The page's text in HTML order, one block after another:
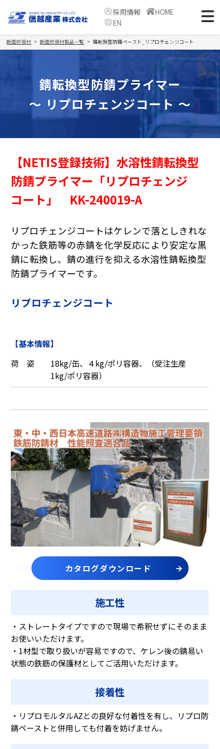
採用情報
HOME
EN
断面修復材 断面修復材製品一覧 錆転換型防錆ペースト_リプロチェンジコート
錆転換型防錆プライマー
～ リプロチェンジコート ～
【NETIS登録技術】水溶性錆転換型
防錆プライマー「リプロチェンジ
コート」 KK-240019-A
リプロチェンジコートはケレンで落としきれな
かった鉄筋等の赤錆を化学反応により安定な黒
錆に転換し、錆の進行を抑える水溶性錆転換型
防錆プライマーです。
リプロチェンジコート
【基本情報】
荷 姿
18kg/缶、４kg/ポリ容器、（受注生産
1kg/ポリ容器）
カタログダウンロード
施工性
・ストレートタイプですので現場で希釈せずにそのまま
お使いいただけます。
・1材型で取り扱いが容易ですので、ケレン後の錆易い
状態の鉄筋の保護材としてご活用いただけます。
接着性
・リプロモルタルAZとの良好な付着性を有し、リプロ防
錆ペーストと併用しても付着を妨げません。